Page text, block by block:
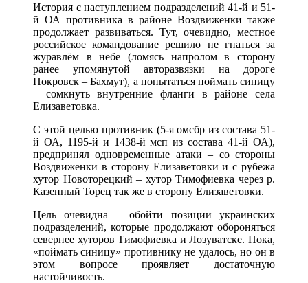
История с наступлением подразделений 41-й и 51-
й ОА противника в районе Воздвиженки также
продолжает развиваться. Тут, очевидно, местное
российское командование решило не гнаться за
журавлём в небе (ломясь напролом в сторону
ранее упомянутой авторазвязки на дороге
Покровск – Бахмут), а попытаться поймать синицу
– сомкнуть внутренние фланги в районе села
Елизаветовка.
С этой целью противник (5-я омсбр из состава 51-
й ОА, 1195-й и 1438-й мсп из состава 41-й ОА),
предпринял одновременные атаки – со стороны
Воздвиженки в сторону Елизаветовки и с рубежа
хутор Новоторецкий – хутор Тимофиевка через р.
Казенный Торец так же в сторону Елизаветовки.
Цель очевидна – обойти позиции украинских
подразделений, которые продолжают обороняться
севернее хуторов Тимофиевка и Лозуватске. Пока,
«поймать синицу» противнику не удалось, но он в
этом вопросе проявляет достаточную
настойчивость.